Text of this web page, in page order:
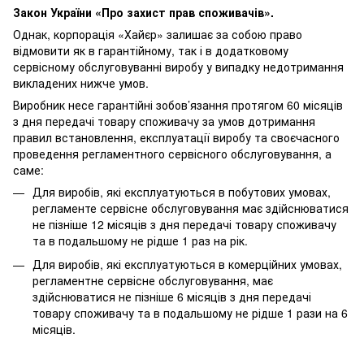
Закон України «Про захист прав споживачів».
Однак, корпорація «Хайєр» залишає за собою право
відмовити як в гарантійному, так і в додатковому
сервісному обслуговуванні виробу у випадку недотримання
викладених нижче умов.
Виробник несе гарантійні зобов’язання протягом 60 місяців
з дня передачі товару споживачу за умов дотримання
правил встановлення, експлуатації виробу та своєчасного
проведення регламентного сервісного обслуговування, а
саме:
Для виробів, які експлуатуються в побутових умовах,
регламенте сервісне обслуговування має здійснюватися
не пізніше 12 місяців з дня передачі товару споживачу
та в подальшому не рідше 1 раз на рік.
Для виробів, які експлуатуються в комерційних умовах,
регламентне сервісне обслуговування, має
здійснюватися не пізніше 6 місяців з дня передачі
товару споживачу та в подальшому не рідше 1 рази на 6
місяців.